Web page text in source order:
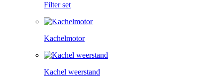
Filter set
Kachelmotor
Kachel weerstand